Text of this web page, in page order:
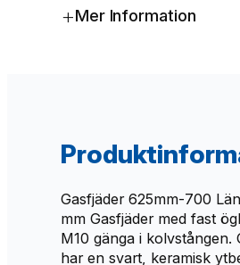
-
ä
n
d
+Mer Information
Gasfjäder 625mm-700
mm Gasfjäder med fast
M10 gänga i kolvstången.
har en svart, keramisk